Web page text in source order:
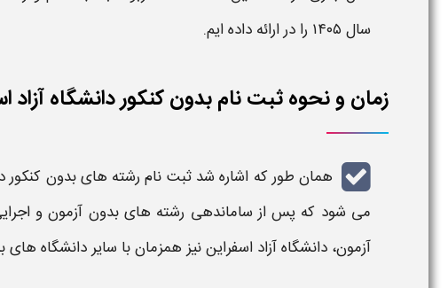
سال ۱۴۰۵ را در ارائه داده ایم.
زمان و نحوه ثبت نام بدون کنکور دانشگاه آزاد
همان طور که اشاره شدثبت نام رشته های بدون کنکور
می شود که پس از ساماندهی رشته های بدون آزمونو
آزمون، دانشگاه آزاد اسفرایننیز همزمان با سایردانشگاه های